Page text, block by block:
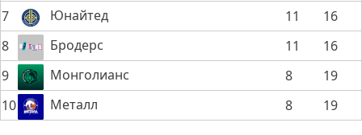
7
Юнайтед 11
16
8
Бродерс 11
16
9
Монголианс 8
19
10
Металл 8 19